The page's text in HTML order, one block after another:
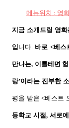
메뉴위치 : 영
지금 소개드릴 영
입 니다. 바로 <베스
만나는, 이를테면
랑’이라는 진부한
평을 받은<베스트
등학교 시절, 서로